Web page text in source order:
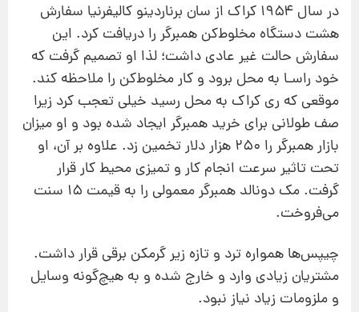
در سال ۱۹۵۴ كراك از سان برناردینو كالیفرنیا سفارش
هشت دستگاه مخلوط‌كن همبرگر را دریافت كرد. این
سفارش حالت غیر عادی داشت؛ لذا او تصمیم گرفت كه
خود راسـا به محل برود و كار مخلوط‌كن را ملاحظه كند.
موقعی كه ری كراك به محل رسید خیلی تعجب كرد زیرا
صف طولانی برای خرید همبرگر ایجاد شده بود و او میزان
بازار همبرگر را ۲۵۰ هزار دلار تخمین زد. علاوه بر آن، او
تحت تاثیر سرعت انجام كار و تمیزی محیط كار قرار
گرفت. مك دونالد همبرگر معمولی را به قیمت ۱۵ سنت
می‌فروخت.
چیپس‌ها همواره ترد و تازه زیر گرمكن برقی قرار داشت.
مشتریان زیادی وارد و خارج شده و به هیچ‌گونه وسایل
و ملزومات زیاد نیاز نبود.